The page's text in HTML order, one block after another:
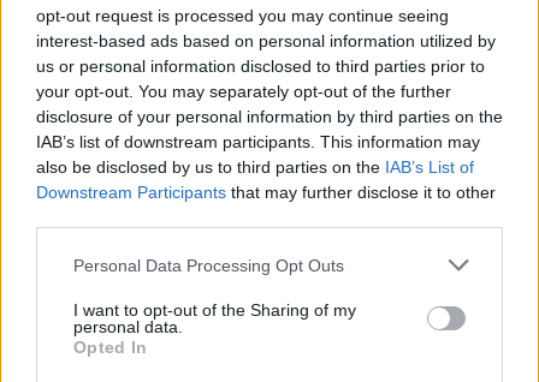
opt-out request is processed you may continue seeing
interest-based ads based on personal information utilized by
us or personal information disclosed to third parties prior to
your opt-out. You may separately opt-out of the further
disclosure of your personal information by third parties on the
IAB’s list of downstream participants. This information may
also be disclosed by us to third parties on the IAB’s List of
Downstream Participants that may further disclose it to other
Personal Data Processing Opt Outs
I want to opt-out of the Sharing of my
personal data.
Opted In
Anije romake 2100-
vjeçare me qindra amfora
vere del në dritë në brigjet
FOTOLAJM/ Deklaratat e
Zelenskyt për Kosovën,
Prishtina heq banderolën